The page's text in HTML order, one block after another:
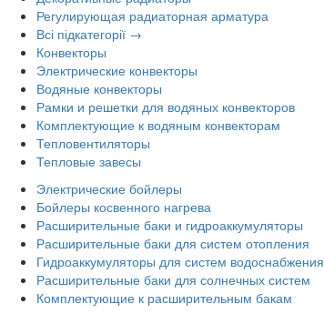
Регулирующая радиаторная арматура
Всі підкатегорії →
Конвекторы
Электрические конвекторы
Водяные конвекторы
Рамки и решетки для водяных конвекторов
Комплектующие к водяным конвекторам
Тепловентиляторы
Тепловые завесы
Электрические бойлеры
Бойлеры косвенного нагрева
Расширительные баки и гидроаккумуляторы
Расширительные баки для систем отопления
Гидроаккумуляторы для систем водоснабжения
Расширительные баки для солнечных систем
Комплектующие к расширительным бакам